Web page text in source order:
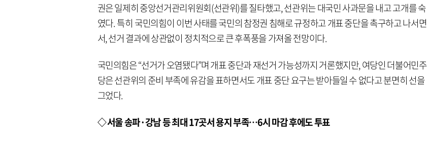
권은 일제히 중앙선거관리위원회(선관위)를 질타했고, 선관위는 대국민 사과문을 내고 고개를 숙
였다. 특히 국민의힘이 이번 사태를 국민의 참정권 침해로 규정하고 개표 중단을 촉구하고 나서면
서, 선거 결과에 상관없이 정치적으로 큰 후폭풍을 가져올 전망이다.
국민의힘은 “선거가 오염됐다”며 개표 중단과 재선거 가능성까지 거론했지만, 여당인 더불어민주
당은 선관위의 준비 부족에 유감을 표하면서도 개표 중단 요구는 받아들일 수 없다고 분면히 선을
그었다.
◇ 서울 송파·강남 등 최대 17곳서 용지 부족…6시 마감 후에도 투표